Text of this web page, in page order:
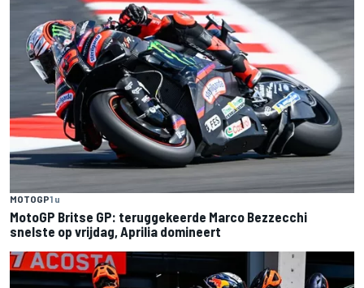
MOTOGP1 u
MotoGP Britse GP: teruggekeerde Marco Bezzecchi
snelste op vrijdag, Aprilia domineert